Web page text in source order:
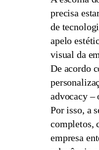
precisa
de
apelo
visual da
De acordo
advocacy –
Por isso, a
completos,
empresa